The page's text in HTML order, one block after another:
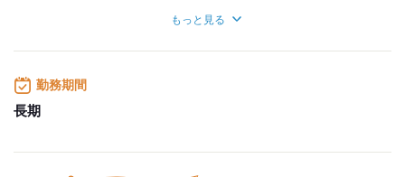
『短時間だけ』など大歓迎！
★研修時でも、
時給は深夜は25％アップ
平均で3か月くらいで研修が終えられます！
もっと見る
勤務期間
長期